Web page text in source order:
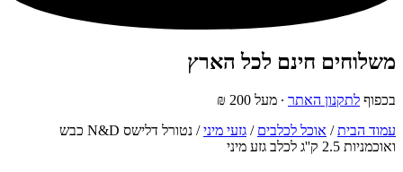
משלוחים חינם לכל הארץ
בכפוף לתקנון האתר ∙ מעל 200 ₪
עמוד הבית/ אוכל לכלבים / גזעי מיני
/ נטורל דלישס N&D כבש
ואוכמניות 2.5 ק''ג לכלב גזע מיני